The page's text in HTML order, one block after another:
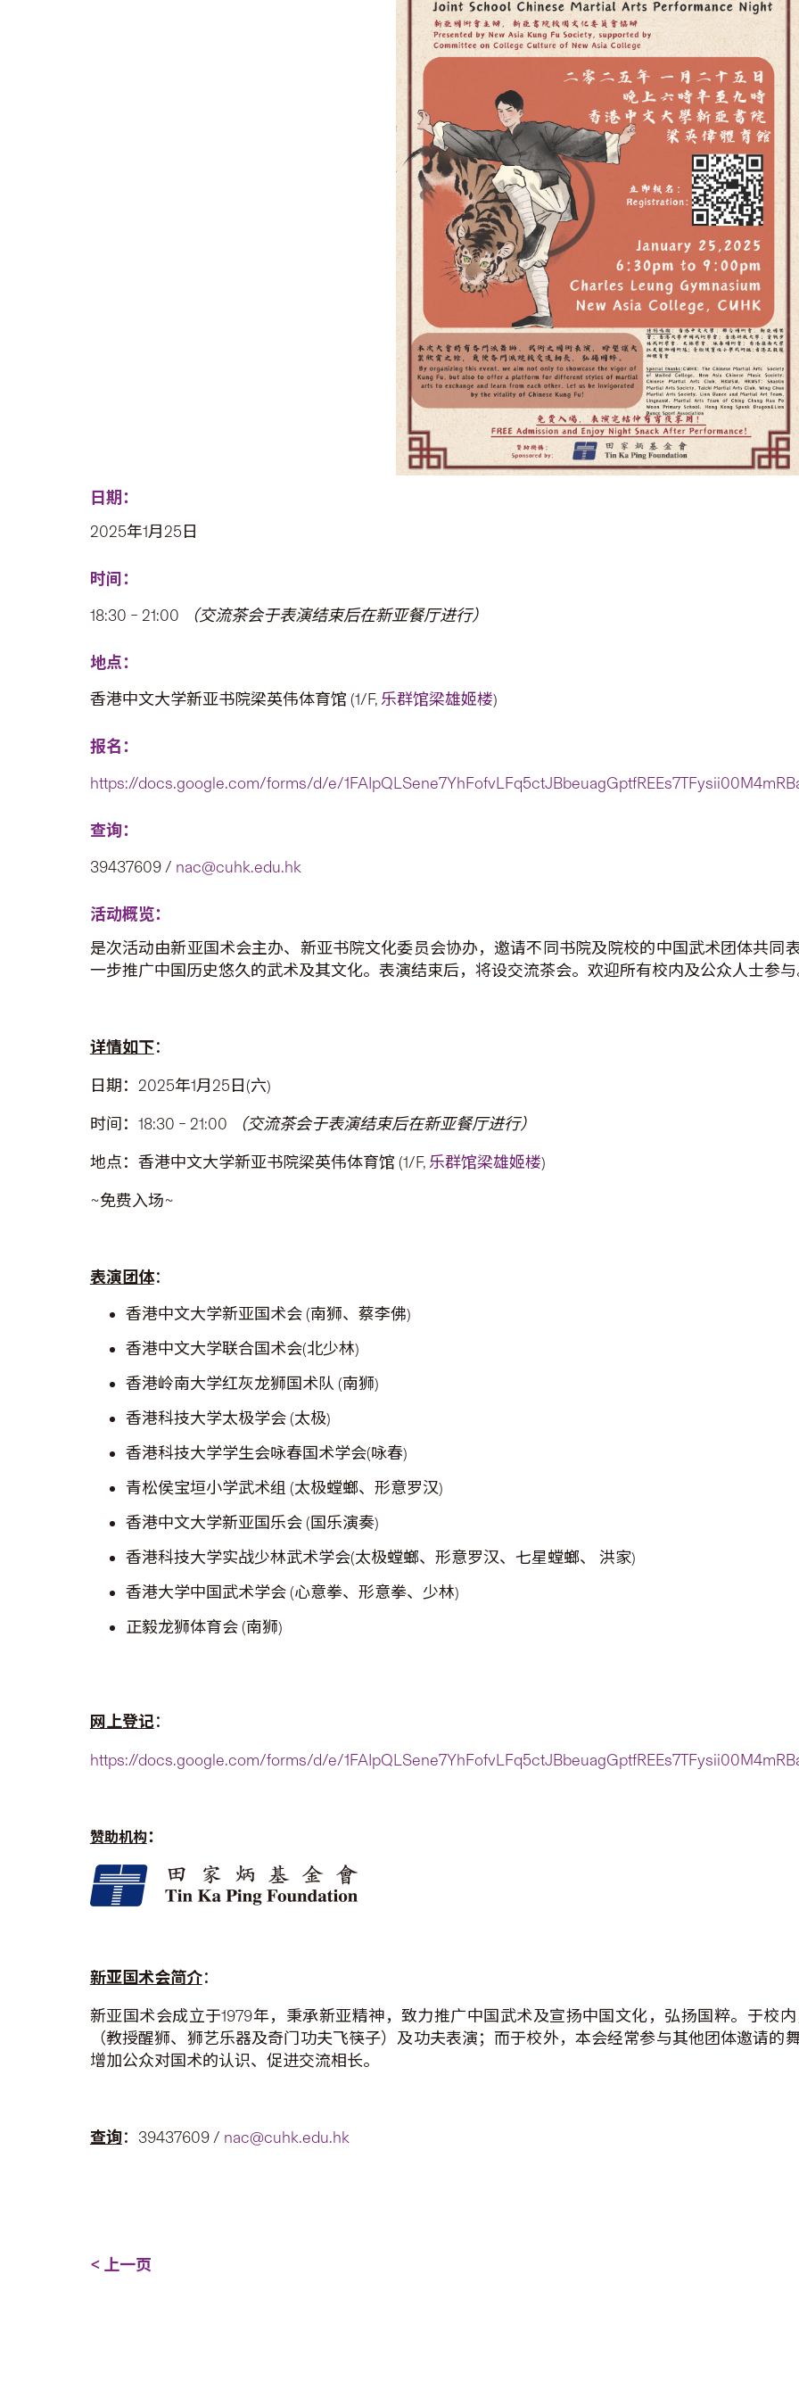
日期：
2025年1月25日
时间：
18:30 – 21:00 （交流茶会于表演结束后在新亚餐厅进行）
地点：
香港中文大学新亚书院梁英伟体育馆 (1/F, 乐群馆梁雄姬楼)
报名：
https://docs.google.com/forms/d/e/
查询：
39437609 / nac@cuhk.edu.hk
活动概览：
是次活动由新亚国术会主办、新亚书院文化委员会协办，邀请不同书院及院校的中国武术团体共同
一步推广中国历史悠久的武术及其文化。表演结束后，将设交流茶会。欢迎所有校内及公众人士参与
详情如下：
日期：2025年1月25日(六)
时间：18:30 – 21:00 （交流茶会于表演结束后在新亚餐厅进行）
地点：香港中文大学新亚书院梁英伟体育馆 (1/F, 乐群馆梁雄姬楼)
~免费入场~
表演团体：
香港中文大学新亚国术会 (南狮、蔡李佛)
香港中文大学联合国术会(北少林)
香港岭南大学红灰龙狮国术队 (南狮)
香港科技大学太极学会 (太极)
香港科技大学学生会咏春国术学会(咏春)
青松侯宝垣小学武术组 (太极螳螂、形意罗汉)
香港中文大学新亚国乐会 (国乐演奏)
香港科技大学实战少林武术学会(太极螳螂、形意罗汉、七星螳螂、 洪家)
香港大学中国武术学会 (心意拳、形意拳、少林)
正毅龙狮体育会 (南狮)
网上登记：
https://docs.google.com/forms/d/e/
赞助机构：
新亚国术会简介：
新亚国术会成立于1979年，秉承新亚精神，致力推广中国武术及宣扬中国文化，弘扬国粹。于校
（教授醒狮、狮艺乐器及奇门功夫飞筷子）及功夫表演；而于校外，本会经常参与其他团体邀请的
增加公众对国术的认识、促进交流相长。
查询：39437609 / nac@cuhk.edu.hk
< 上一页